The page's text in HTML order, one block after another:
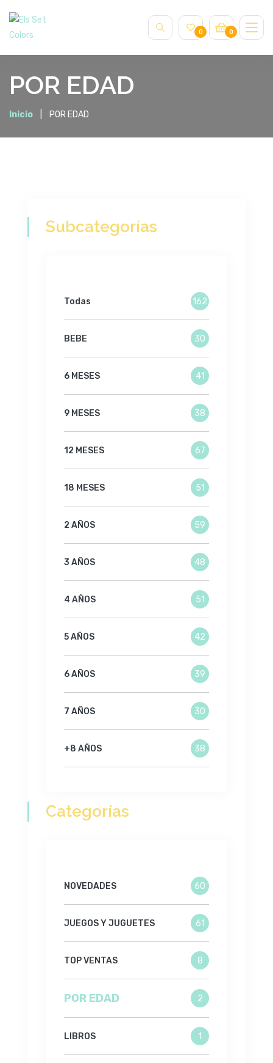
0 0
POR EDAD
Inicio POR EDAD
Subcategorías
Todas 162
BEBE 30
6 MESES 41
9 MESES 38
12 MESES 67
18 MESES 51
2 AÑOS 59
3 AÑOS 48
4 AÑOS 51
5 AÑOS 42
6 AÑOS 39
7 AÑOS 30
+8 AÑOS 38
Categorías
NOVEDADES 60
JUEGOS Y JUGUETES 61
TOP VENTAS 8
POR EDAD 2
LIBROS 1